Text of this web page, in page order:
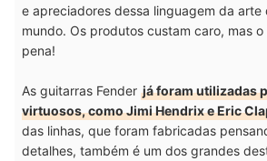
e apreciadores dessa linguagem da arte
mundo. Os produtos custam caro, mas
pena!
As guitarras Fender já foram utilizadas
virtuosos, como Jimi Hendrix e Eric
das linhas, que foram fabricadas
detalhes, também é um dos grandes